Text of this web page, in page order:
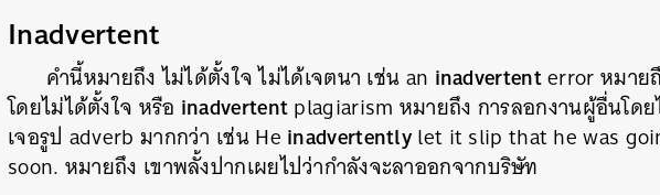
Inadvertent
คำนี้หมายถึง ไม่ได้ตั้งใจ ไม่ได้เจตนา เช่น an inadvertenterror หมาย
โดยไม่ได้ตั้งใจ หรือ inadvertentplagiarism หมายถึง การลอกงานผู้อื่นโด
เจอรูป adverb มากกว่า เช่น He inadvertentlylet it slip that he was
soon. หมายถึง เขาพลั้งปากเผยไปว่ากำลังจะลาออกจากบริษัท